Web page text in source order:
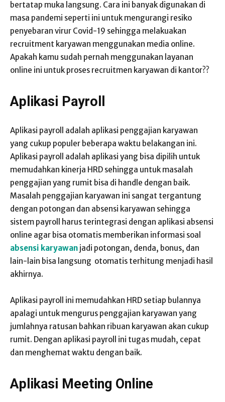
bertatap muka langsung. Cara ini banyak digunakan di
masa pandemi seperti ini untuk mengurangi resiko
penyebaran virur Covid-19 sehingga melakuakan
recruitment karyawan menggunakan media online.
Apakah kamu sudah pernah menggunakan layanan
online ini untuk proses recruitmen karyawan di kantor??
Aplikasi Payroll
Aplikasi payroll adalah aplikasi penggajian karyawan
yang cukup populer beberapa waktu belakangan ini.
Aplikasi payroll adalah aplikasi yang bisa dipilih untuk
memudahkan kinerja HRD sehingga untuk masalah
penggajian yang rumit bisa di handle dengan baik.
Masalah penggajian karyawan ini sangat tergantung
dengan potongan dan absensi karyawan sehingga
sistem payroll harus terintegrasi dengan aplikasi absensi
online agar bisa otomatis memberikan informasi soal
absensi karyawan jadi potongan, denda, bonus, dan
lain-lain bisa langsung otomatis terhitung menjadi hasil
akhirnya.
Aplikasi payroll ini memudahkan HRD setiap bulannya
apalagi untuk mengurus penggajian karyawan yang
jumlahnya ratusan bahkan ribuan karyawan akan cukup
rumit. Dengan aplikasi payroll ini tugas mudah, cepat
dan menghemat waktu dengan baik.
Aplikasi Meeting Online